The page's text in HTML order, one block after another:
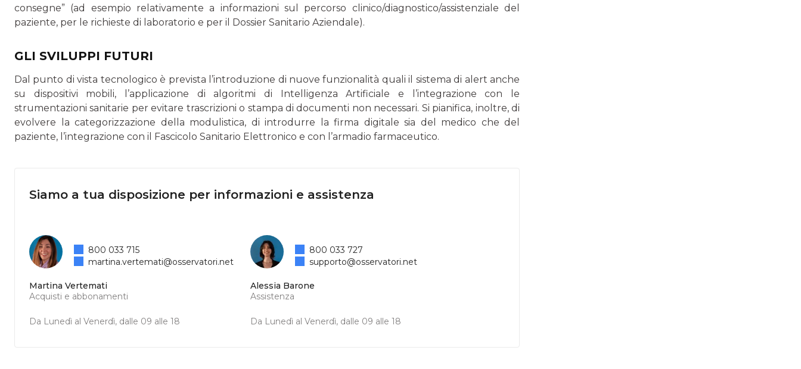
consegne” (ad esempio relativamente a informazioni sul percorso clinico/diagnostico/assistenziale del
paziente, per le richieste di laboratorio e per il Dossier Sanitario Aziendale).
GLI SVILUPPI FUTURI
Dal punto di vista tecnologico è prevista l’introduzione di nuove funzionalità quali il sistema di alert anche
su dispositivi mobili, l’applicazione di algoritmi di Intelligenza Artificiale e l’integrazione con le
strumentazioni sanitarie per evitare trascrizioni o stampa di documenti non necessari. Si pianifica, inoltre, di
evolvere la categorizzazione della modulistica, di introdurre la firma digitale sia del medico che del
paziente, l’integrazione con il Fascicolo Sanitario Elettronico e con l’armadio farmaceutico.
Siamo a tua disposizione per informazioni e assistenza
Martina Vertemati
Acquisti e abbonamenti
Da Lunedì al Venerdì, dalle 09 alle 18
800 033 715
martina.vertemati@osservatori.net
Alessia Barone
Assistenza
Da Lunedì al Venerdì, dalle 09 alle 18
800 033 727
supporto@osservatori.net